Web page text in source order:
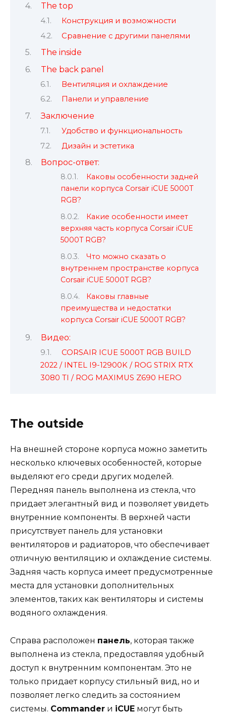
The top
Конструкция и возможности
Сравнение с другими панелями
The inside
The back panel
Вентиляция и охлаждение
Панели и управление
Заключение
Удобство и функциональность
Дизайн и эстетика
Вопрос-ответ:
Каковы особенности задней
панели корпуса Corsair iCUE 5000T
RGB?
Какие особенности имеет
верхняя часть корпуса Corsair iCUE
5000T RGB?
Что можно сказать о
внутреннем пространстве корпуса
Corsair iCUE 5000T RGB?
Каковы главные
преимущества и недостатки
корпуса Corsair iCUE 5000T RGB?
Видео:
CORSAIR ICUE 5000T RGB BUILD
2022 / INTEL I9-12900K / ROG STRIX RTX
3080 TI / ROG MAXIMUS Z690 HERO
The outside
На внешней стороне корпуса можно заметить
несколько ключевых особенностей, которые
выделяют его среди других моделей.
Передняя панель выполнена из стекла, что
придает элегантный вид и позволяет увидеть
внутренние компоненты. В верхней части
присутствует панель для установки
вентиляторов и радиаторов, что обеспечивает
отличную вентиляцию и охлаждение системы.
Задняя часть корпуса имеет предусмотренные
места для установки дополнительных
элементов, таких как вентиляторы и системы
водяного охлаждения.
Справа расположен панель, которая также
выполнена из стекла, предоставляя удобный
доступ к внутренним компонентам. Это не
только придает корпусу стильный вид, но и
позволяет легко следить за состоянием
системы. Commander и iCUE могут быть